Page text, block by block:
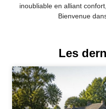
inoubliable en alliant
Bienvenue
Les